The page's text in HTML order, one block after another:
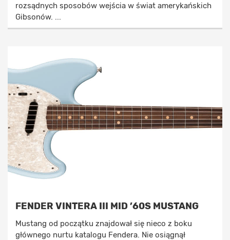
rozsądnych sposobów wejścia w świat amerykańskich
Gibsonów. ...
FENDER VINTERA III MID ’60S MUSTANG
Mustang od początku znajdował się nieco z boku
głównego nurtu katalogu Fendera. Nie osiągnął